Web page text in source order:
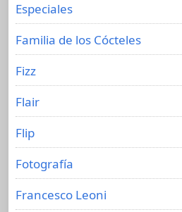
Especiales
Familia de los Cócteles
Fizz
Flair
Flip
Fotografía
Francesco Leoni